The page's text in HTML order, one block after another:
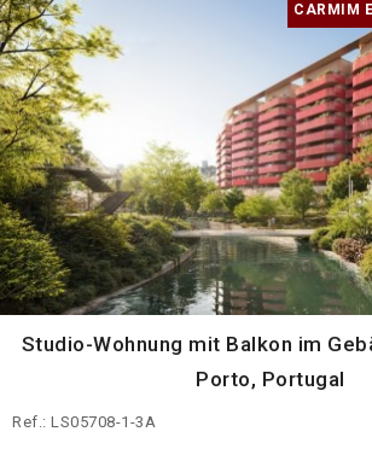
CARMIM
Studio-Wohnung mit Balkon im
Porto, Portugal
Ref.: LS05708-1-3A